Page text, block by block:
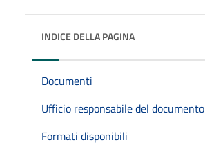
INDICE DELLA PAGINA
Documenti
Ufficio responsabile del documento
Formati disponibili